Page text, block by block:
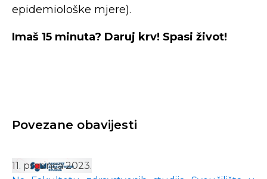
epidemiološke mjere).
Imaš 15 minuta? Daruj krv! Spasi život!
Povezane obavijesti
11. prosinca 2023.